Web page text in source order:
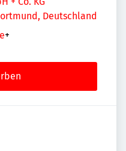
Deutschland
+